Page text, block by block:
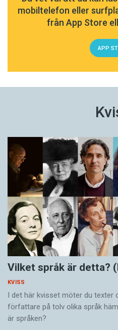
mobiltelefon eller
från App Store
APP
Vilket språk är detta?
KVISS
I det här kvisset möter du texter
författare på tolv olika språk
är språken?